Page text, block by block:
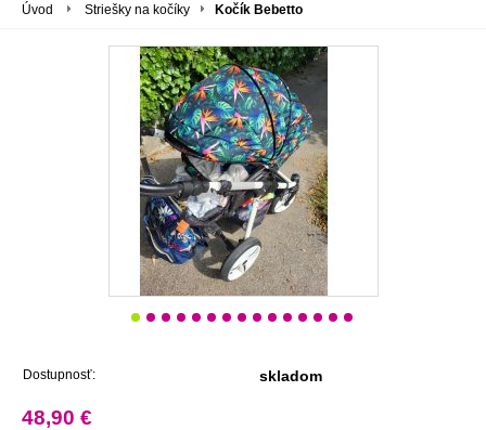
Úvod Striešky na kočíky Kočík Bebetto
Dostupnosť: skladom
48,90 €